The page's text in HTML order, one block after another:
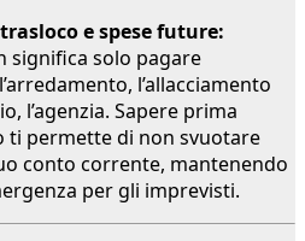
e spese future:
significa solo pagare
l’allacciamento
l’agenzia. Sapere prima
ti permette di non svuotare
conto corrente, mantenendo
per gli imprevisti.